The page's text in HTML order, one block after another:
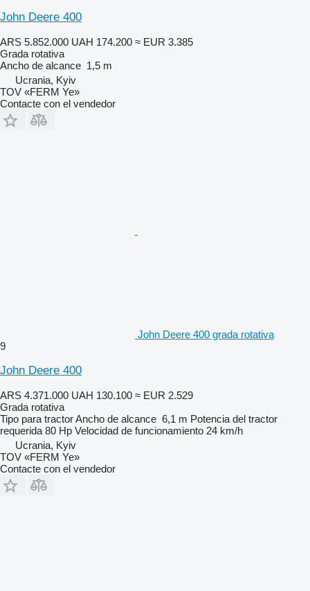
John Deere 400
ARS 5.852.000 UAH 174.200 ≈ EUR 3.385
Grada rotativa
Ancho de alcance 1,5 m
Ucrania, Kyiv
TOV «FERM Ye»
Contacte con el vendedor
John Deere 400 grada rotativa
9
John Deere 400
ARS 4.371.000 UAH 130.100 ≈ EUR 2.529
Grada rotativa
Tipo para tractorAncho de alcance 6,1 m Potencia del tractor
requerida 80 Hp Velocidad de funcionamiento 24 km/h
Ucrania, Kyiv
TOV «FERM Ye»
Contacte con el vendedor